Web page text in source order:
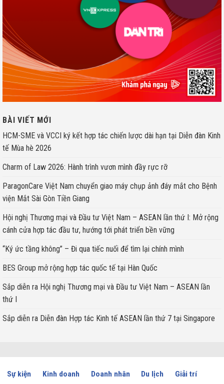
BÀI VIẾT MỚI
HCM-SME và VCCI ký kết hợp tác chiến lược dài hạn tại Diễn đàn Kinh
tế Mùa hè 2026
Charm of Law 2026: Hành trình vươn mình đầy rực rỡ
ParagonCare Việt Nam chuyển giao máy chụp ảnh đáy mắt cho Bệnh
viện Mắt Sài Gòn Tiền Giang
Hội nghị Thương mại và Đầu tư Việt Nam – ASEAN lần thứ I: Mở rộng
cánh cửa hợp tác đầu tư, hướng tới phát triển bền vững
“Ký ức tầng không” – Đi qua tiếc nuối để tìm lại chính mình
BES Group mở rộng hợp tác quốc tế tại Hàn Quốc
Sắp diễn ra Hội nghị Thương mại và Đầu tư Việt Nam – ASEAN lần
thứ I
Sắp diễn ra Diễn đàn Hợp tác Kinh tế ASEAN lần thứ 7 tại Singapore
Sự kiện Kinh doanh Doanh nhân Du lịch Giải trí